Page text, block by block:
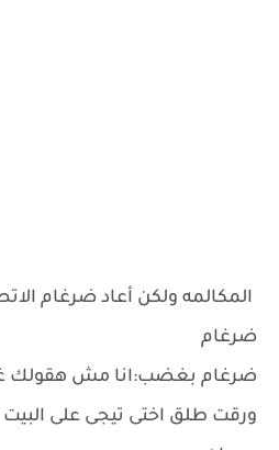
المكالمه ولكن أعاد ضرغام
ضرغام
ضرغام بغضب:انا مش هقولك
ورقت طلق اختى تيجى على